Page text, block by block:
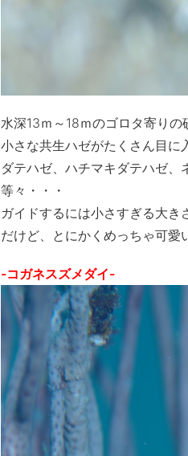
水深13ｍ～18ｍのゴロタ寄りの
小さな共生ハゼがたくさん目に
ダテハゼ、ハチマキダテハゼ
等々・・・
ガイドするには小さすぎる大き
だけど、とにかくめっちゃ可
-コガネスズメダイ-